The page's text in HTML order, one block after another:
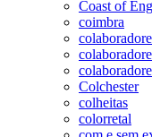
Coast of
coimbra
colaboradore
Colchester
colheitas
colorretal